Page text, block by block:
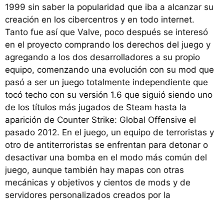
1999 sin saber la popularidad que iba a alcanzar su
creación en los cibercentros y en todo internet.
Tanto fue así que Valve, poco después se interesó
en el proyecto comprando los derechos del juego y
agregando a los dos desarrolladores a su propio
equipo, comenzando una evolución con su mod que
pasó a ser un juego totalmente independiente que
tocó techo con su versión 1.6 que siguió siendo uno
de los títulos más jugados de Steam hasta la
aparición de Counter Strike: Global Offensive el
pasado 2012. En el juego, un equipo de terroristas y
otro de antiterroristas se enfrentan para detonar o
desactivar una bomba en el modo más común del
juego, aunque también hay mapas con otras
mecánicas y objetivos y cientos de mods y de
servidores personalizados creados por la